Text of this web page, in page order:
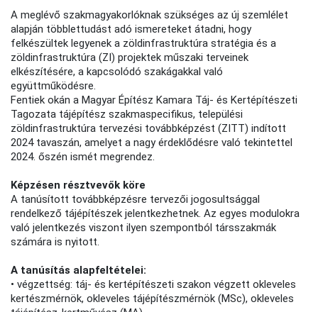
A meglévő szakmagyakorlóknak szükséges az új szemlélet
alapján többlettudást adó ismereteket átadni, hogy
felkészültek legyenek a zöldinfrastruktúra stratégia és a
zöldinfrastruktúra (ZI) projektek műszaki terveinek
elkészítésére, a kapcsolódó szakágakkal való
együttműködésre.
Fentiek okán a Magyar Építész Kamara Táj- és Kertépítészeti
Tagozata tájépítész szakmaspecifikus, települési
zöldinfrastruktúra tervezési továbbképzést (ZITT) indított
2024 tavaszán, amelyet a nagy érdeklődésre való tekintettel
2024. őszén ismét megrendez.
Képzésen résztvevők köre
A tanúsított továbbképzésre tervezői jogosultsággal
rendelkező tájépítészek jelentkezhetnek. Az egyes modulokra
való jelentkezés viszont ilyen szempontból társszakmák
számára is nyitott.
A tanúsítás alapfeltételei:
• végzettség: táj- és kertépítészeti szakon végzett okleveles
kertészmérnök, okleveles tájépítészmérnök (MSc), okleveles